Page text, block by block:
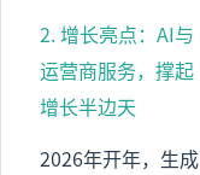
2. 增长亮点：AI与
运营商服务，撑起
增长半边天
2026年开年，生成